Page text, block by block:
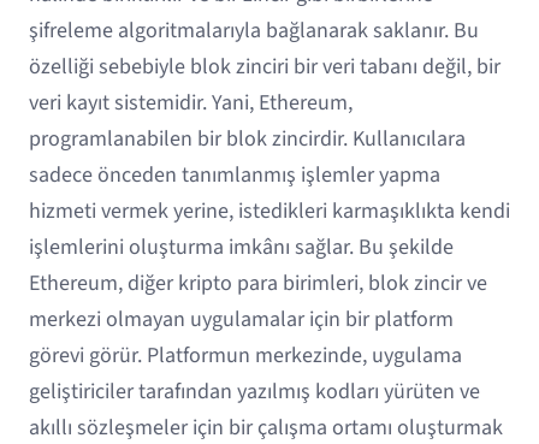
şifreleme algoritmalarıyla bağlanarak saklanır. Bu
özelliği sebebiyle blok zinciri bir veri tabanı değil, bir
veri kayıt sistemidir. Yani, Ethereum,
programlanabilen bir blok zincirdir. Kullanıcılara
sadece önceden tanımlanmış işlemler yapma
hizmeti vermek yerine, istedikleri karmaşıklıkta kendi
işlemlerini oluşturma imkânı sağlar. Bu şekilde
Ethereum, diğer kripto para birimleri, blok zincir ve
merkezi olmayan uygulamalar için bir platform
görevi görür. Platformun merkezinde, uygulama
geliştiriciler tarafından yazılmış kodları yürüten ve
akıllı sözleşmeler için bir çalışma ortamı oluşturmak